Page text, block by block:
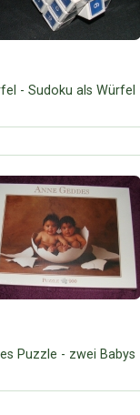
- Sudoku als Würfel
Puzzle - zwei Babys